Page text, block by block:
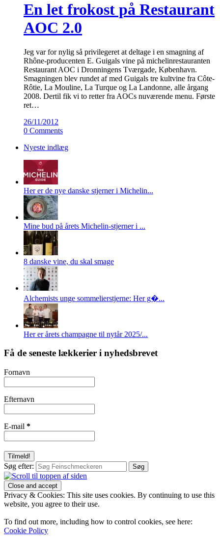
En let frokost på Restaurant
AOC 2.0
Jeg var for nylig så privilegeret at deltage i en smagning af
Rhône-producenten E. Guigals vine på michelinrestauranten
Restaurant AOC i Dronningens Tværgade, København.
Smagningen blev rundet af med Guigals tre kultvine fra Côte-
Rôtie, La Mouline, La Turque og La Landonne, alle årgang
2008. Dertil fik vi to retter fra AOCs nuværende menu. Første
ret…
26/11/2012
0 Comments
Nyeste indlæg
Her er de nye danske stjerner i Michelin...
Mine bud på årets Michelin-stjerner i ...
8 danske vine, du skal smage
Alchemists unge sommelierstjerne: Her g�...
Her er årets champagne til nytår 2025/...
Få de seneste lækkerier i nyhedsbrevet
Fornavn
Efternavn
E-mail *
Søg efter:
Privacy & Cookies: This site uses cookies. By continuing to use this
website, you agree to their use.
To find out more, including how to control cookies, see here:
Cookie Policy